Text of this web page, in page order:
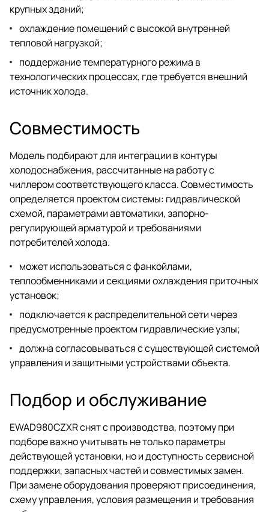
крупных зданий;
охлаждение помещений с высокой внутренней
тепловой нагрузкой;
поддержание температурного режима в
технологических процессах, где требуется внешний
источник холода.
Совместимость
Модель подбирают для интеграции в контуры
холодоснабжения, рассчитанные на работу с
чиллером соответствующего класса. Совместимость
определяется проектом системы: гидравлической
схемой, параметрами автоматики, запорно-
регулирующей арматурой и требованиями
потребителей холода.
может использоваться с фанкойлами,
теплообменниками и секциями охлаждения приточных
установок;
подключается к распределительной сети через
предусмотренные проектом гидравлические узлы;
должна согласовываться с существующей системой
управления и защитными устройствами объекта.
Подбор и обслуживание
EWAD980CZXR снят с производства, поэтому при
подборе важно учитывать не только параметры
действующей установки, но и доступность сервисной
поддержки, запасных частей и совместимых замен.
При замене оборудования проверяют присоединения,
схему управления, условия размещения и требования